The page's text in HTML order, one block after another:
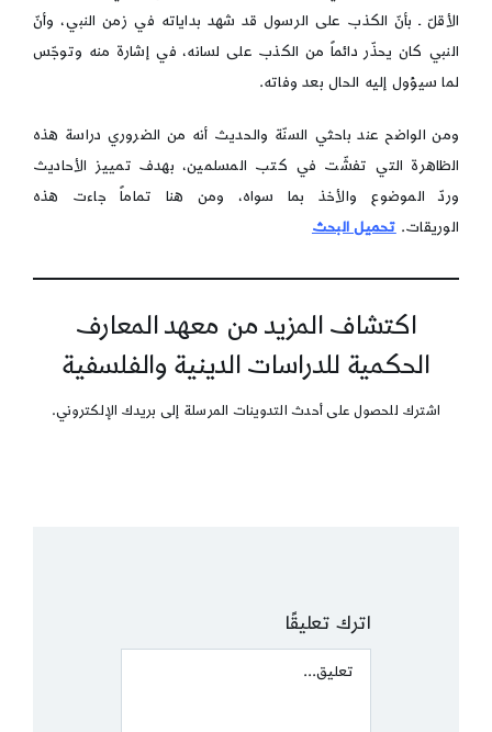
الأقلّ ـ بأنّ الكذب على الرسول قد شهد بداياته في زمن النبي، وأنّ
النبي كان يحذّر دائماً من الكذب على لسانه، في إشارة منه وتوجّس
لما سيؤول إليه الحال بعد وفاته.
ومن الواضح عند باحثي السنّة والحديث أنه من الضروري دراسة هذه
الظاهرة التي تفشّت في كتب المسلمين، بهدف تمييز الأحاديث
وردّ الموضوع والأخذ بما سواه، ومن هنا تماماً جاءت هذه
الوريقات. تحميل البحث
اكتشاف المزيد من معهد المعارف
الحكمية للدراسات الدينية والفلسفية
اشترك للحصول على أحدث التدوينات المرسلة إلى بريدك الإلكتروني.
اترك تعليقًا
Comment